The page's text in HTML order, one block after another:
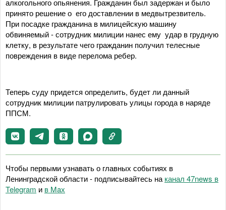
алкогольного опьянения. Гражданин был задержан и было
принято решение о его доставлении в медвытрезвитель.
При посадке гражданина в милицейскую машину
обвиняемый - сотрудник милиции нанес ему удар в грудную
клетку, в результате чего гражданин получил телесные
повреждения в виде перелома ребер.
Теперь суду придется определить, будет ли данный
сотрудник милиции патрулировать улицы города в наряде
ППСМ.
Чтобы первыми узнавать о главных событиях в
Ленинградской области - подписывайтесь на канал 47news в
Telegram и в Maх